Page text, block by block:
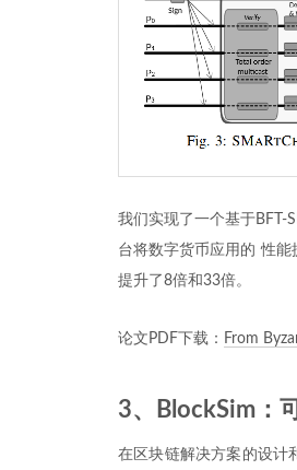
我们实现了一个基于BFT-
台将数字货币应用的 性能
提升了8倍和33倍。
论文PDF下载： From
3、BlockSim：
在区块链解决方案的设计